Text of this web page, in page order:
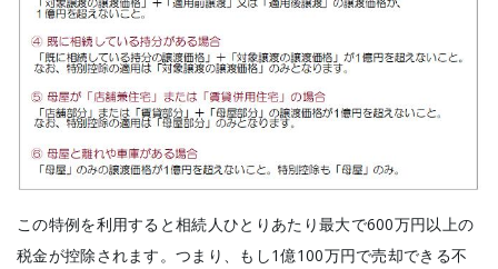
この特例を利用すると相続人ひとりあたり最大で600万円以上の
税金が控除されます。つまり、 もし1億100万円で売却できる不